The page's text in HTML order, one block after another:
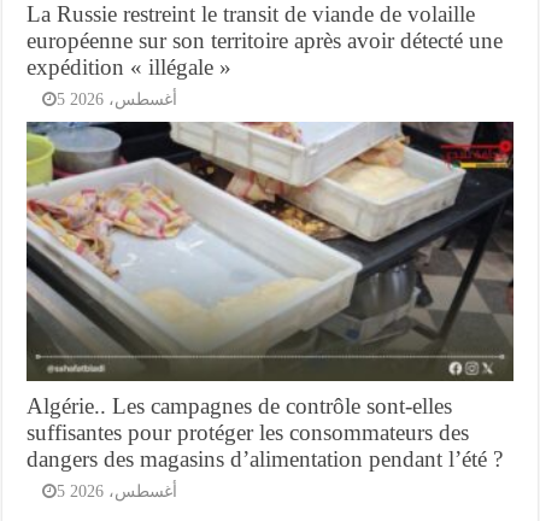
La Russie restreint le transit de viande de volaille
européenne sur son territoire après avoir détecté une
expédition « illégale »
5 أغسطس، 2026
Algérie.. Les campagnes de contrôle sont-elles
suffisantes pour protéger les consommateurs des
dangers des magasins d’alimentation pendant l’été ?
5 أغسطس، 2026